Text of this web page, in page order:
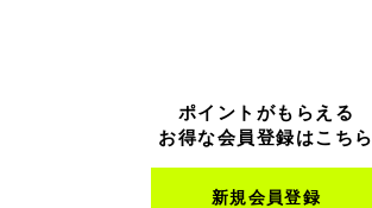
ポイントがもらえる
お得な会員登録はこちら
新規会員登録